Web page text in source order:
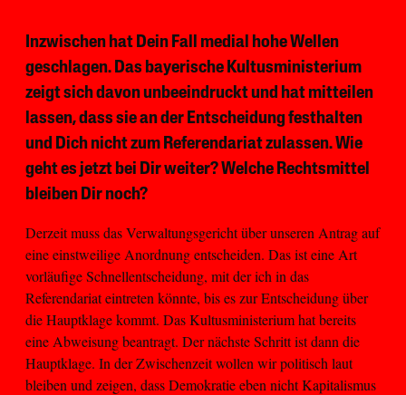
Inzwischen hat Dein Fall medial hohe Wellen
geschlagen. Das bayerische Kultusministerium
zeigt sich davon unbeeindruckt und hat mitteilen
lassen, dass sie an der Entscheidung festhalten
und Dich nicht zum Referendariat zulassen. Wie
geht es jetzt bei Dir weiter? Welche Rechtsmittel
bleiben Dir noch?
Derzeit muss das Verwaltungsgericht über unseren Antrag auf
eine einstweilige Anordnung entscheiden. Das ist eine Art
vorläufige Schnellentscheidung, mit der ich in das
Referendariat eintreten könnte, bis es zur Entscheidung über
die Hauptklage kommt. Das Kultusministerium hat bereits
eine Abweisung beantragt. Der nächste Schritt ist dann die
Hauptklage. In der Zwischenzeit wollen wir politisch laut
bleiben und zeigen, dass Demokratie eben nicht Kapitalismus